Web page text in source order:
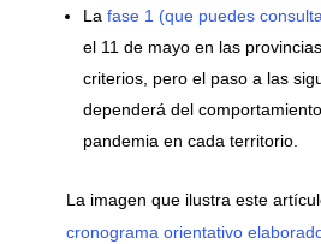
La fase 1 (que puedes
el 11 de mayo en las
criterios, pero el paso a las
dependerá del
pandemia en cada territorio.
La imagen que ilustra este
cronograma orientativo